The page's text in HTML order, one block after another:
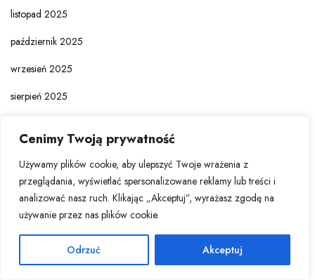
Cenimy Twoją prywatność
Używamy plików cookie, aby ulepszyć Twoje wrażenia z
przeglądania, wyświetlać spersonalizowane reklamy lub treści i
analizować nasz ruch. Klikając „Akceptuj”, wyrażasz zgodę na
używanie przez nas plików cookie.
Odrzuć Akceptuj
listopad 2025
październik 2025
wrzesień 2025
sierpień 2025
maj 2025
kwiecień 2025
marzec 2025
luty 2025